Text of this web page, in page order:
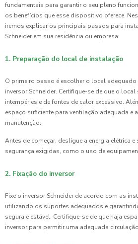
fundamentais para garantir o seu pleno
os benefícios que esse dispositivo oferece.
iremos explicar os principais passos para
Schneider em sua residência ou empresa:
1. Preparação do local de instalação
O primeiro passo é escolher o local
inversor Schneider. Certifique-se de que o
intempéries e de fontes de calor excessivo.
espaço suficiente para ventilação adequada e
manutenção.
Antes de começar, desligue a energia elétrica
segurança exigidas, como o uso de
2. Fixação do inversor
Fixe o inversor Schneider de acordo com as
utilizando os suportes adequados e
segura e estável. Certifique-se de que haja
inversor para permitir uma adequada